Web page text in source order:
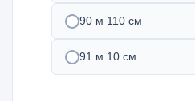
90 м 110 см
91 м 10 см